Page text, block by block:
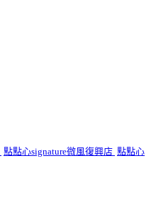
點點心signature微風復興店 點點心